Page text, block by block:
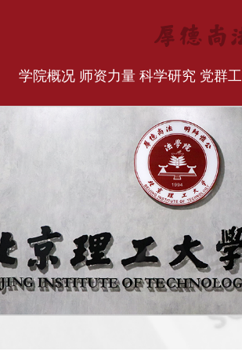
学院概况 师资力量 科学研究 党群